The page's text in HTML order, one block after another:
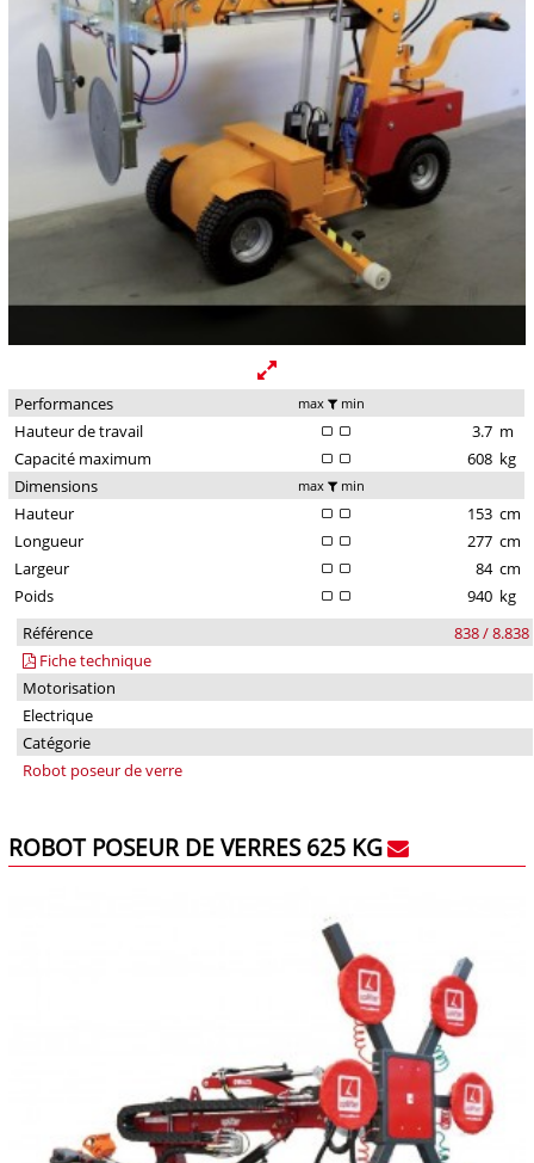
Performances max min
Hauteur de travail 3.7 m
Capacité maximum
608 kg
Dimensions
max min
Hauteur 153 cm
Longueur
277 cm
Largeur
84 cm
Poids
940 kg
Référence
838 / 8.838
Fiche technique
Motorisation
Electrique
Catégorie
Robot poseur de verre
ROBOT POSEUR DE VERRES 625 KG